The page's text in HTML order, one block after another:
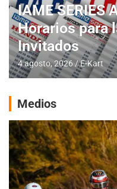
IAME SERIES
Horarios para
Invitados
4 agosto, 2026 E-Kart
Medios